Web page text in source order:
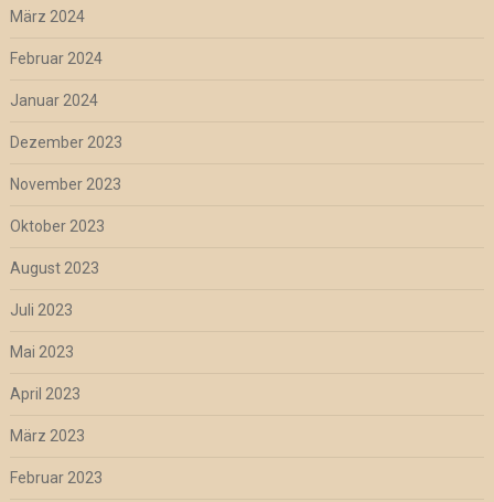
März 2024
Februar 2024
Januar 2024
Dezember 2023
November 2023
Oktober 2023
August 2023
Juli 2023
Mai 2023
April 2023
März 2023
Februar 2023